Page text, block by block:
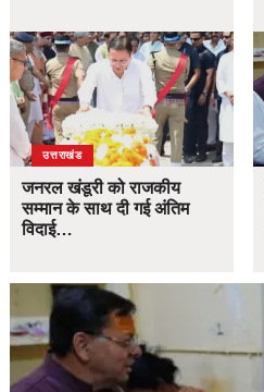
उत्तराखंड
जनरल खंडूरी को राजकीय
सम्मान के साथ दी गई अंतिम
विदाई…